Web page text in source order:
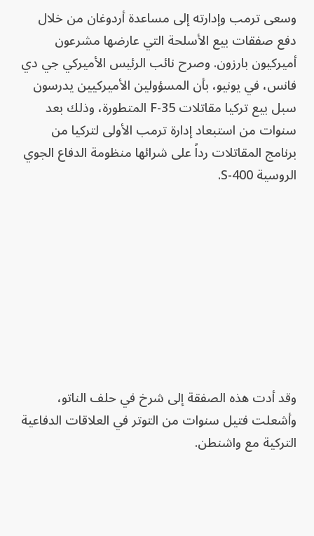
وسعى ترمب وإدارته إلى مساعدة أردوغان من خلال
دفع صفقات بيع الأسلحة التي عارضها مشرعون
أميركيون بارزون. وصرح نائب الرئيس الأميركي جي دي
فانس، في يونيو، بأن المسؤولين الأميركيين يدرسون
سبل بيع تركيا مقاتلات F-35 المتطورة، وذلك بعد
سنوات من استبعاد إدارة ترمب الأولى لتركيا من
برنامج المقاتلات رداً على شرائها منظومة الدفاع الجوي
الروسية S-400.
وقد أدت هذه الصفقة إلى شرخ في حلف الناتو،
وأشعلت فتيل سنوات من التوتر في العلاقات الدفاعية
التركية مع واشنطن.